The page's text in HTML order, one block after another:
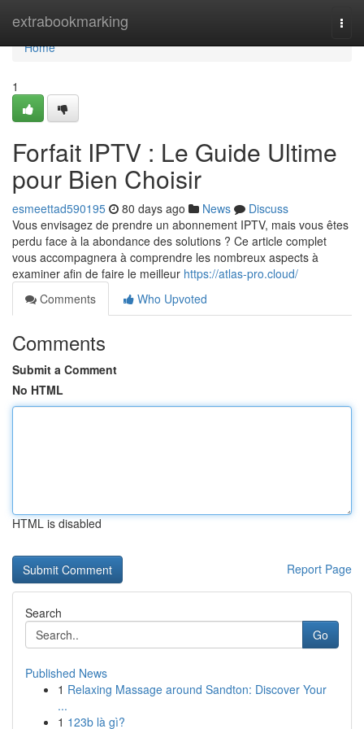
extrabookmarking
Home
Home
1
Forfait IPTV : Le Guide Ultime
pour Bien Choisir
esmeettad590195 80 days ago News
Discuss
Vous envisagez de prendre un abonnement IPTV, mais vous êtes
perdu face à la abondance des solutions ? Ce article complet
vous accompagnera à comprendre les nombreux aspects à
examiner afin de faire le meilleur https://atlas-pro.cloud/
Comments
Who Upvoted
Comments
Submit a Comment
No HTML
HTML is disabled
Report Page
Search
Go
Published News
1 Relaxing Massage around Sandton: Discover Your
...
1 123b là gì?